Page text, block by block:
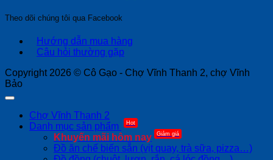
Theo dõi chúng tôi qua Facebook
Hướng dẫn mua hàng
Câu hỏi thường gặp
Copyright 2026 © Cô Gạo - Chợ Vĩnh Thanh 2, chợ Vĩnh
Bảo
Chợ Vĩnh Thanh 2
Danh mục sản phẩm
Hot
Khuyến mãi hôm nay Giảm giá
Đồ ăn chế biến sẵn (vịt quay, trà sữa, pizza…)